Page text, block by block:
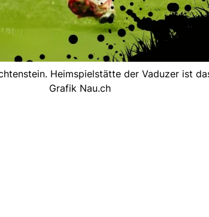
Heimspielstätte der Vaduzer ist
Grafik Nau.ch